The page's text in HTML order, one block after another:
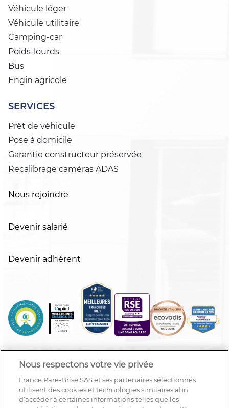
Véhicule léger
Véhicule utilitaire
Camping-car
Poids-lourds
Bus
Engin agricole
SERVICES
Prêt de véhicule
Pose à domicile
Garantie constructeur préservée
Recalibrage caméras ADAS
Nous rejoindre
Devenir salarié
Devenir adhérent
Nous respectons votre vie privée
France Pare-Brise SAS et ses partenaires sélectionnés
utilisent des cookies et technologies similaires afin
d’accéder à certaines informations telles que les